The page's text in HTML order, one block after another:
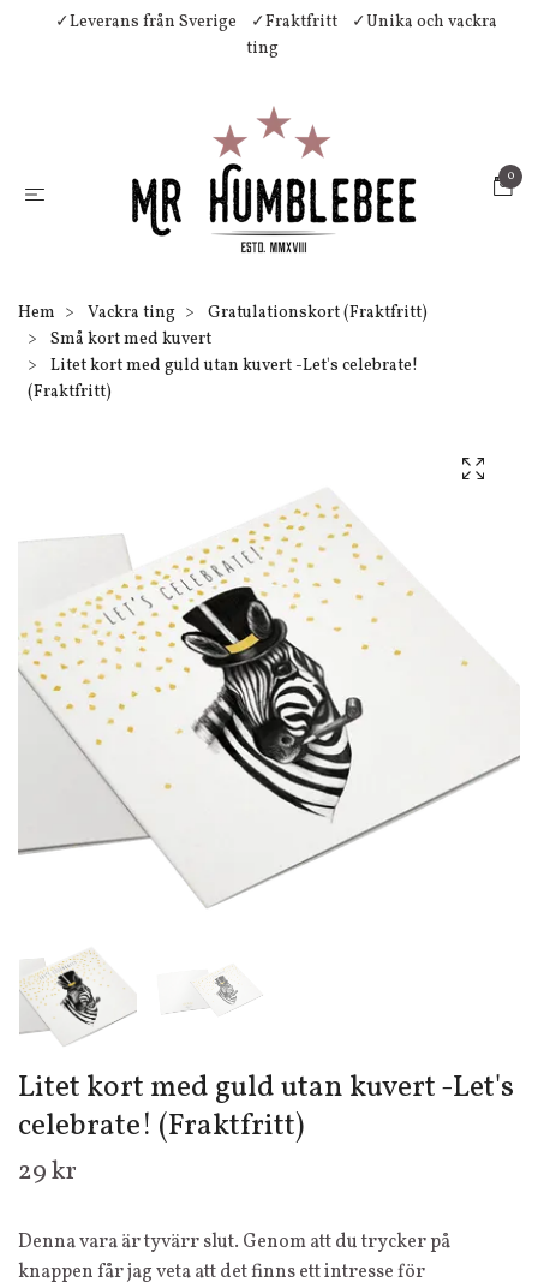
✓Leverans från Sverige ✓Fraktfritt
✓Unika och vackra
ting
0
Hem Vackra ting
Gratulationskort (Fraktfritt)
Små kort med kuvert
Litet kort med guld utan kuvert -Let's celebrate!
(Fraktfritt)
Litet kort med guld utan kuvert -Let's
celebrate! (Fraktfritt)
29 kr
Denna vara är tyvärr slut. Genom att du trycker på
knappen får jag veta att det finns ett intresse för